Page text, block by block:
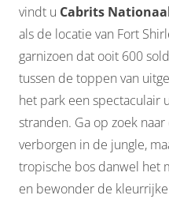
vindt u Cabrits
als de locatie van Fort
garnizoen dat ooit 600
tussen de toppen van
het park een spectaculair
stranden. Ga op zoek
verborgen in de jungle,
tropische bos danwel het
en bewonder de